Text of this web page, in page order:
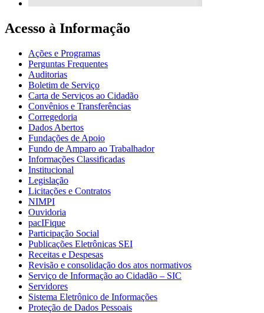
Acesso à Informação
Ações e Programas
Perguntas Frequentes
Auditorias
Boletim de Serviço
Carta de Serviços ao Cidadão
Convênios e Transferências
Corregedoria
Dados Abertos
Fundações de Apoio
Fundo de Amparo ao Trabalhador
Informações Classificadas
Institucional
Legislação
Licitações e Contratos
NIMPI
Ouvidoria
pacIFique
Participação Social
Publicações Eletrônicas SEI
Receitas e Despesas
Revisão e consolidação dos atos normativos
Serviço de Informação ao Cidadão – SIC
Servidores
Sistema Eletrônico de Informações
Proteção de Dados Pessoais